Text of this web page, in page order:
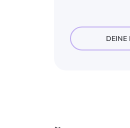
DEINE